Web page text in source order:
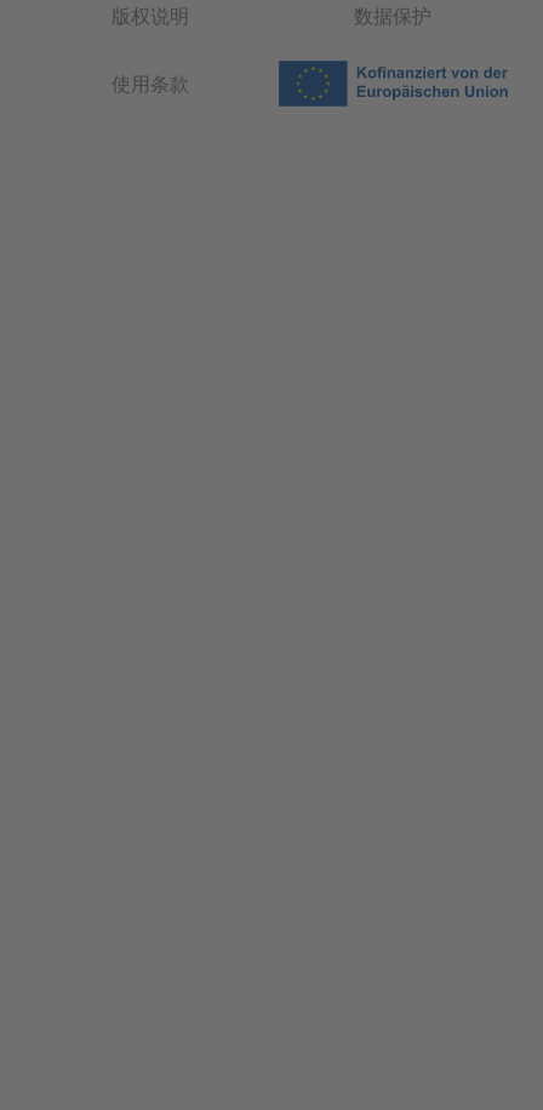
版权说明 数据保护
使用条款